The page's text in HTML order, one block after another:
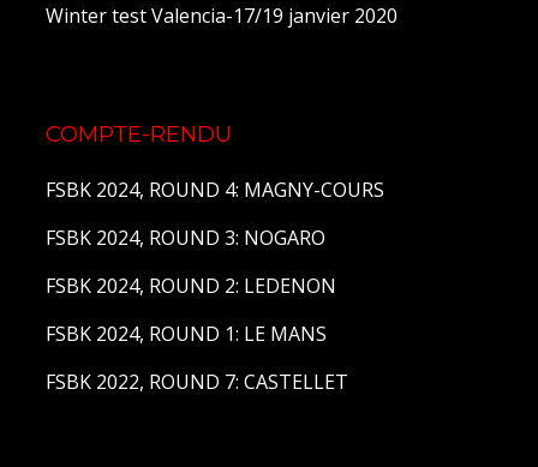
Winter test Valencia-17/19 janvier 2020
COMPTE-RENDU
FSBK 2024, ROUND 4: MAGNY-COURS
FSBK 2024, ROUND 3: NOGARO
FSBK 2024, ROUND 2: LEDENON
FSBK 2024, ROUND 1: LE MANS
FSBK 2022, ROUND 7: CASTELLET